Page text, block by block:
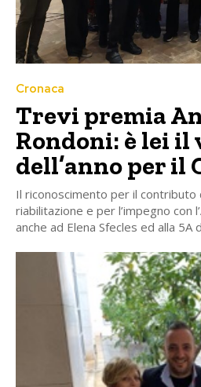
Cronaca
Trevi premia
Rondoni: è lei
dell’anno per il
Il riconoscimento per il contributo
riabilitazione e per l’impegno con
anche ad Elena Sfecles ed alla 5A